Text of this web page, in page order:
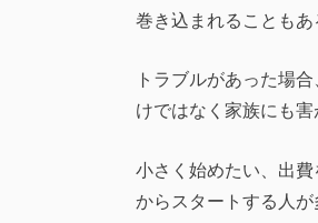
巻き込まれることもあ
トラブルがあった場
けではなく家族にも害
小さく始めたい、出
からスタートする人が